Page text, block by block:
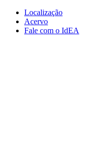
Conteúdo principal
Localização
Acervo
Fale com o IdEA